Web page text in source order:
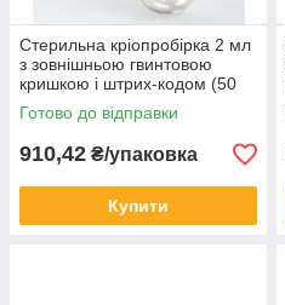
Стерильна кріопробірка 2 мл
з зовнішньою гвинтовою
кришкою і штрих-кодом (50
шт / уп)
Готово до відправки
910,42 ₴/упаковка
Купити